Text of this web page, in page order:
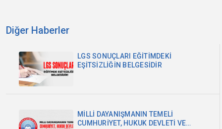
Diğer Haberler
LGS SONUÇLARI EĞİTİMDEKİ
EŞİTSİZLİĞİN BELGESİDİR
MİLLİ DAYANIŞMANIN TEMELİ
CUMHURİYET, HUKUK DEVLETİ VE